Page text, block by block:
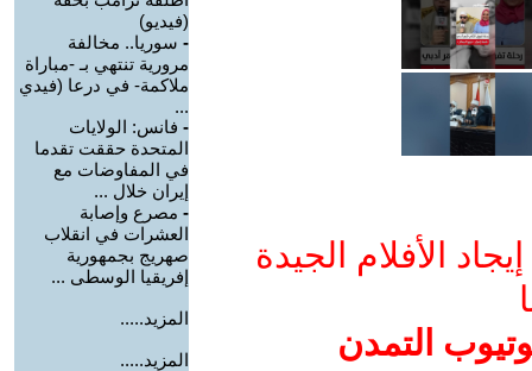
الأفلام الجيدة
التمدن
(فيديو)
- سوريا.. مخالفة
مرورية تنتهي بـ -مباراة
ملاكمة- في درعا (فيدي
...
- فانس: الولايات
المتحدة حققت تقدما
في المفاوضات مع
إيران خلال ...
- مصرع وإصابة
العشرات في انقلاب
صهريج بجمهورية
إفريقيا الوسطى ...
المزيد.....
المزيد.....